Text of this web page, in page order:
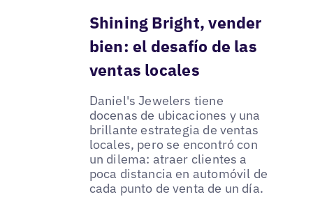
Shining Bright, vender
bien: el desafío de las
ventas locales
Daniel's Jewelers tiene
docenas de ubicaciones y una
brillante estrategia de ventas
locales, pero se encontró con
un dilema: atraer clientes a
poca distancia en automóvil de
cada punto de venta de un día.